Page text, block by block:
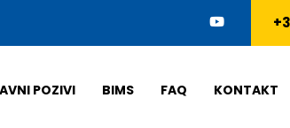
POZIVI BIMS FAQ KONTAKT